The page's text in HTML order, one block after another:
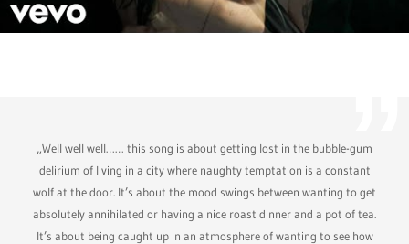
„Well well well…… this song is about getting lost in the bubble-gum
delirium of living in a city where naughty temptation is a constant
wolf at the door. It’s about the mood swings between wanting to get
absolutely annihilated or having a nice roast dinner and a pot of tea.
It’s about being caught up in an atmosphere of wanting to see how